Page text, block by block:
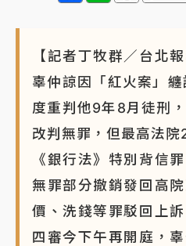
地午後雷雨
標？ 鴻海本週法說法人關
NBA｜ 傳奇名帥驚傳離世！
盟 兩大愛徒向他致
【記者丁牧群／台北
辜仲諒因「紅火案」
度重判他9年8月徒刑
改判無罪，但最高法
《銀行法》特別背信
無罪部分撤銷發回高
價、洗錢等罪駁回上
四審今下午再開庭，